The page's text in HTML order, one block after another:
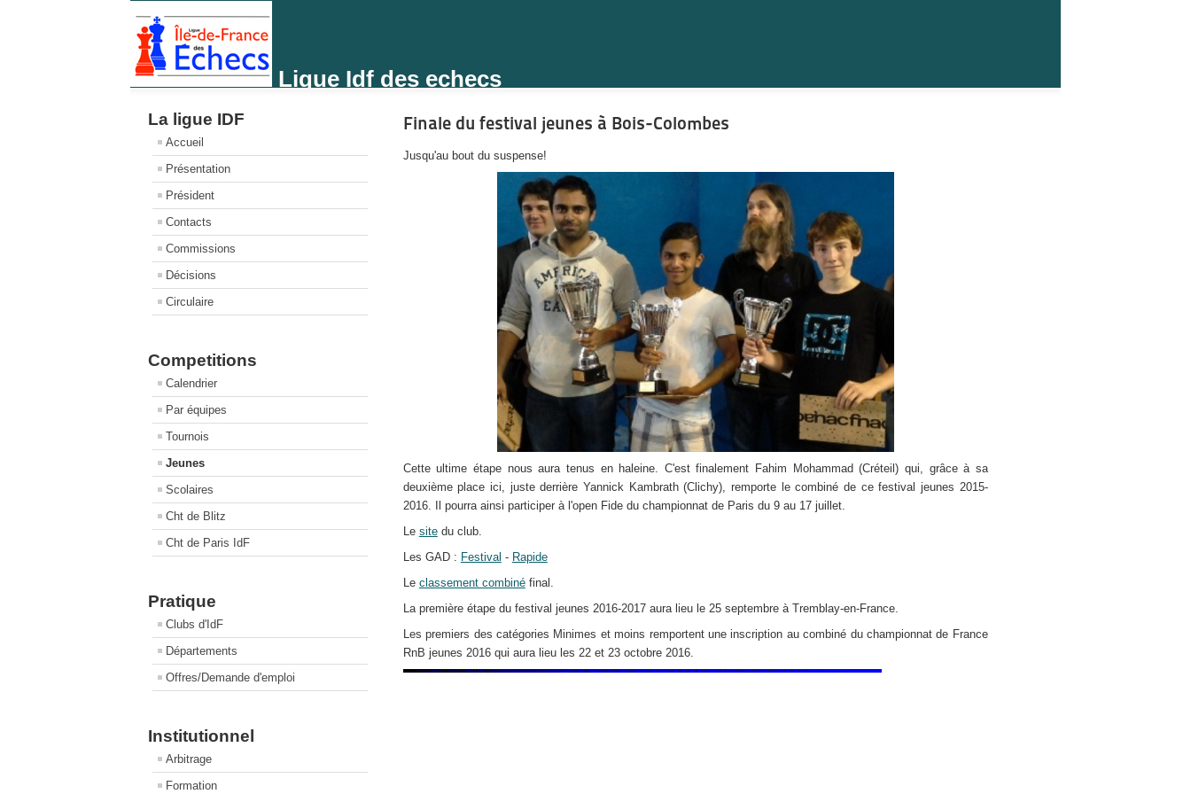
Ligue Idf des echecs
La ligue IDF
Accueil
Présentation
Président
Contacts
Commissions
Décisions
Circulaire
Competitions
Calendrier
Par équipes
Tournois
Jeunes
Scolaires
Cht de Blitz
Cht de Paris IdF
Pratique
Clubs d'IdF
Départements
Offres/Demande d'emploi
Institutionnel
Arbitrage
Formation
Finale du festival jeunes à Bois-Colombes
Jusqu'au bout du suspense!
Cette ultime étape nous aura tenus en haleine. C'est finalement Fahim Mohammad (Créteil) qui, grâce à sa
deuxième place ici, juste derrière Yannick Kambrath (Clichy), remporte le combiné de ce festival jeunes 2015-
2016. Il pourra ainsi participer à l'open Fide du championnat de Paris du 9 au 17 juillet.
Le sitedu club.
Les GAD : Festival - Rapide
Le classement combinéfinal.
La première étape du festival jeunes 2016-2017 aura lieu le 25 septembre à Tremblay-en-France.
Les premiers des catégories Minimes et moins remportent une inscription au combiné du championnat de France
RnB jeunes 2016 qui aura lieu les 22 et 23 octobre 2016.